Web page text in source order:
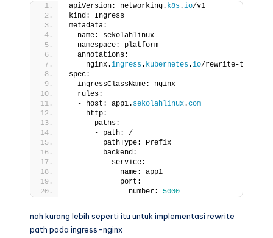
apiVersion: networking. k8s.io/v1
kind: Ingress
metadata:
  name: sekolahlinux
  namespace: platform
  annotations:
    nginx.
ingress. kubernetes.io/rewrite-target:
spec:
  ingressClassName: nginx
  rules:
  - host: app1.
sekolahlinux.com
    http:
      paths:
      - path: /
        pathType: Prefix
        backend:
          service:
            name: app1
            port:
              number:
5000
nah kurang lebih seperti itu untuk implementasi rewrite
path pada ingress-nginx